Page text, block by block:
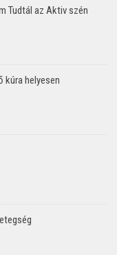
Tudtál az Aktiv szén
kúra helyesen